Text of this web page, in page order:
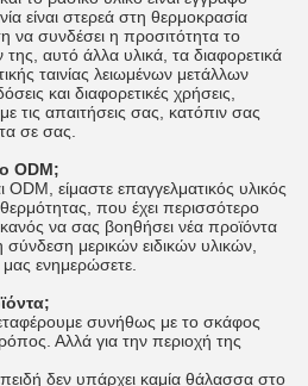
είναι στερεά στη θερμοκρασία
να συνδέσει η προσιτότητα το
αυτό άλλα υλικά, τα διαφορετικά
ταινίας λειωμένων μετάλλων
και διαφορετικές χρήσεις,
τις απαιτήσεις σας, κατόπιν σας
σε σας.
ODM;
είμαστε επαγγελματικός υλικός
που έχει περισσότερο
να σας βοηθήσει νέα προϊόντα
μερικών ειδικών υλικών,
ενημερώσετε.
συνήθως με το σκάφος
Αλλά για την περιοχή της
δεν υπάρχει καμία θάλασσα στο